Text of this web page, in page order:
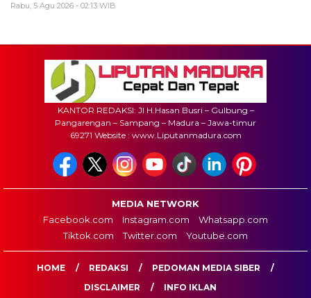
Rabu, 5 Agu 2026 - 02:13 WIB
KANTOR REDAKSI: Jl H.Hasan Busri – Gulbung –
Pangarengan – Sampang – Madura – Jawa-timur
69271 Website : www.Liputanmadura.com
MEDIA NETWORK
Facebook.com
Instagram.com
Whatsapp.com
Tiktok.com
Twitter.com Youtube.com
HOME REDAKSI
PEDOMAN MEDIA SIBER
DISCLAIMER
INFO IKLAN